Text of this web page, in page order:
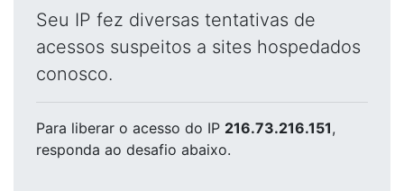
Seu IP fez diversas tentativas de
acessos suspeitos a sites hospedados
conosco.
Para liberar o acesso do IP 216.73.216.151,
responda ao desafio abaixo.